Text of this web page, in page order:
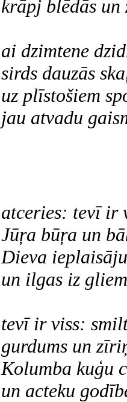
krāpj blēdās un
ai dzimtene
sirds dauzās
uz plīstošiem
jau atvadu
atceries: tevī ir
Jūŗa būŗa un
Dieva
un ilgas iz
tevī ir viss:
gurdums un
Kolumba kuģu
un acteku